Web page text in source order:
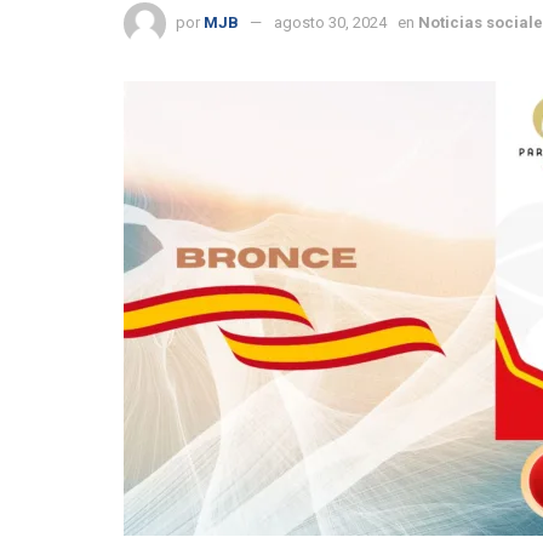
por MJB agosto 30, 2024 en Noticias